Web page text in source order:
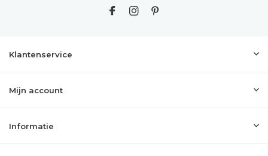
Klantenservice
Mijn account
Informatie